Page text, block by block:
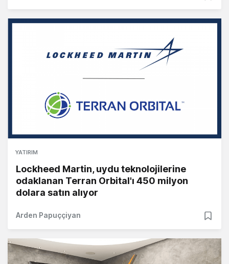
YATIRIM
Lockheed Martin, uydu teknolojilerine
odaklanan Terran Orbital'ı 450 milyon
dolara satın alıyor
Arden Papuççiyan